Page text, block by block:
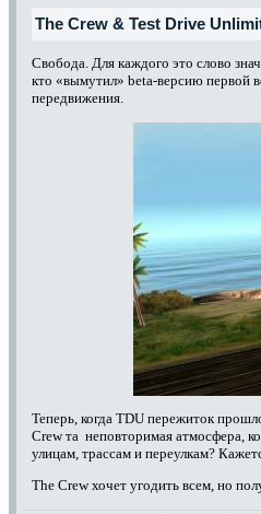
The Crew & Test Drive
Свобода. Для каждого это слово
кто «вымутил» beta-версию первой
передвижения.
Теперь, когда TDU пережиток
Crew та неповторимая атмосфера,
улицам, трассам и переулкам?
The Crew хочет угодить всем, но